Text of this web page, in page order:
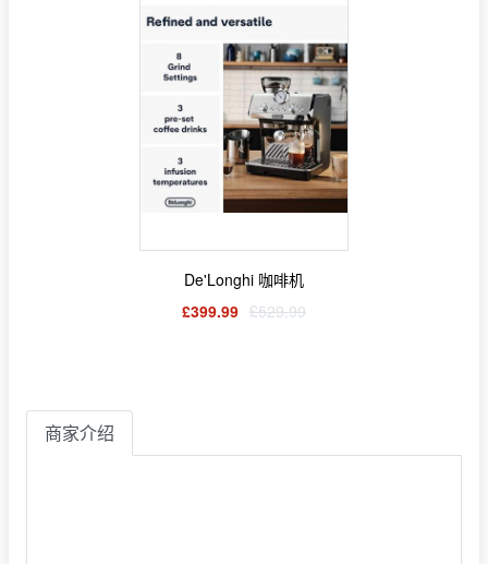
De'Longhi 咖啡机
£399.99 £529.99
商家介绍